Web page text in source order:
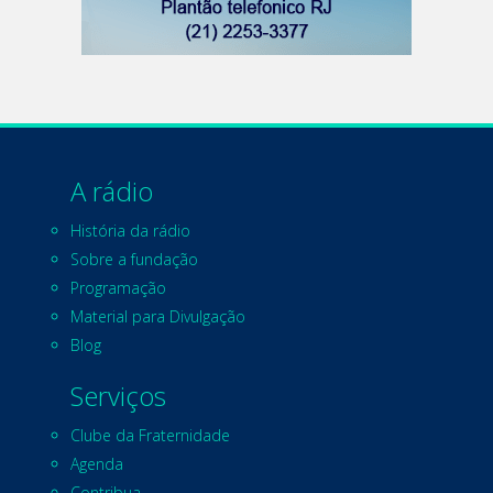
A rádio
História da rádio
Sobre a fundação
Programação
Material para Divulgação
Blog
Serviços
Clube da Fraternidade
Agenda